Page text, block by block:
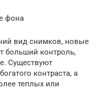
фона
вид снимков, новые
больший контроль,
Существуют
контраста, а
теплых или